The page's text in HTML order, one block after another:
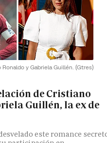
y Gabriela Guillén. (Gtres)
de Cristiano
Guillén, la ex de
este romance